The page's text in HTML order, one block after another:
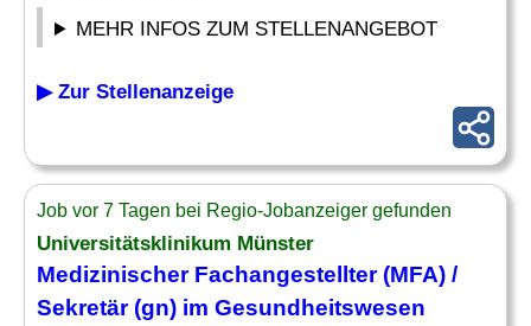
MEHR INFOS ZUM STELLENANGEBOT
▶ Zur Stellenanzeige
Job vor 7 Tagen bei Regio-Jobanzeiger gefunden
Universitätsklinikum Münster
Medizinischer Fachangestellter (MFA) /
Sekretär(gn) im Gesundheitswesen